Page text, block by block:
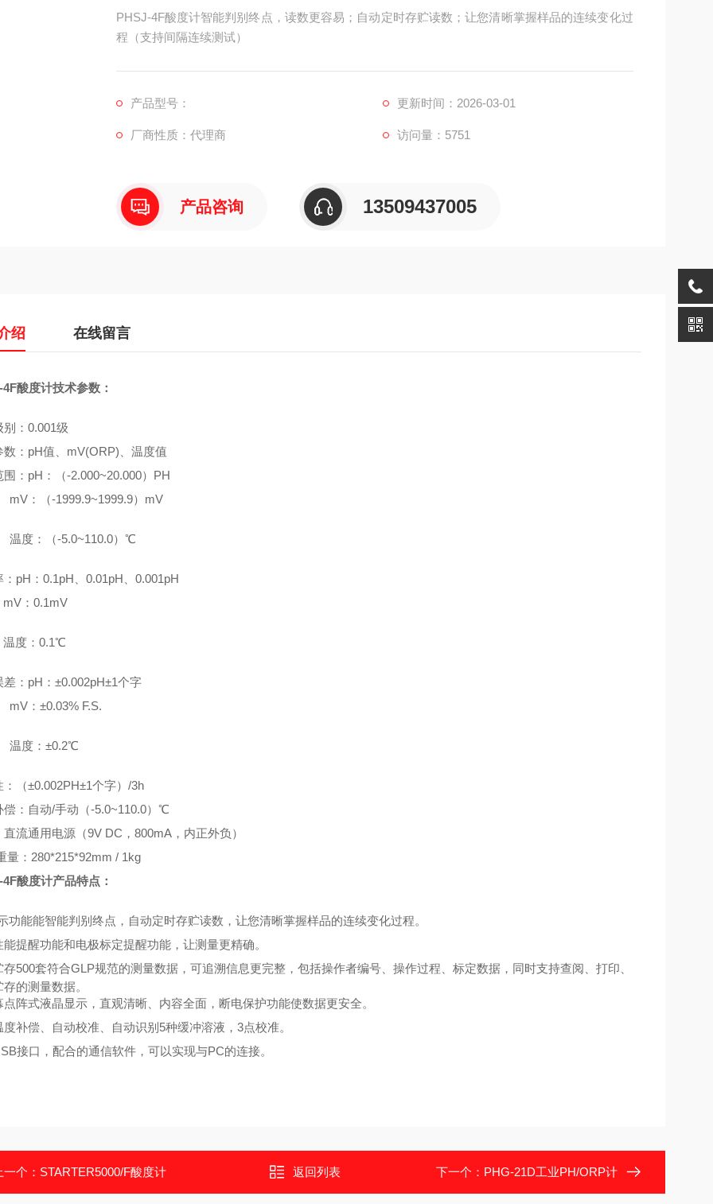
PHSJ-4F酸度计智能判别终点，读数更容易；自动定时存贮读数；让您清晰掌握样品的连续变化过
程（支持间隔连续测试）
产品型号： 更新时间：2026-03-01
厂商性质：代理商 访问量：5751
产品咨询 13509437005
绍 在线留言
酸度计技术参数：
别：0.001级
数：pH值、mV(ORP)、温度值
围：pH：（-2.000~20.000）PH
：（-1999.9~1999.9）mV
温度：（-5.0~110.0）℃
：pH：0.1pH、0.01pH、0.001pH
：0.1mV
温度：0.1℃
差：pH：±0.002pH±1个字
：±0.03% F.S.
温度：±0.2℃
：（±0.002PH±1个字）/3h
偿：自动/手动（-5.0~110.0）℃
流通用电源（9V DC，800mA，内正外负）
量：280*215*92mm / 1kg
酸度计产品特点：
功能能智能判别终点，自动定时存贮读数，让您清晰掌握样品的连续变化过程。
能提醒功能和电极标定提醒功能，让测量更精确。
存500套符合GLP规范的测量数据，可追溯信息更完整，包括操作者编号、操作过程、标定数据，同时支持查阅、打印、
的测量数据。
点阵式液晶显示，直观清晰、内容全面，断电保护功能使数据更安全。
度补偿、自动校准、自动识别 5种缓冲溶液， 3点校准。
接口，配合的通信软件，可以实现与PC的连接。
一个： STARTER5000/F酸度计 返回列表 下一个： PHG-21D工业PH/ORP计